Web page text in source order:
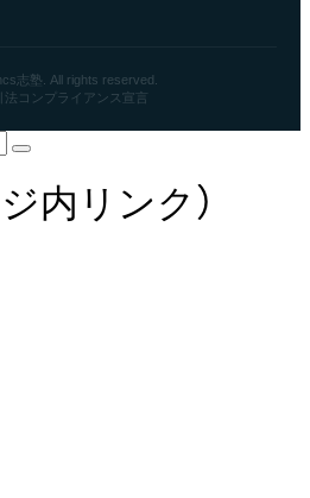
志塾. All rights reserved.
法 コンプライアンス宣言
内リンク）